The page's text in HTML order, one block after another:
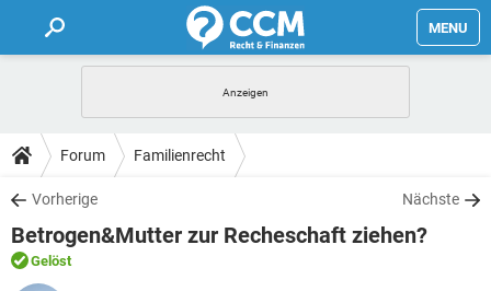
MENU
FORUM
TIPPS
LEXIKON
Forum Familienrecht
Vorherige Nächste
Betrogen&Mutter zur Recheschaft ziehen?
Gelöst